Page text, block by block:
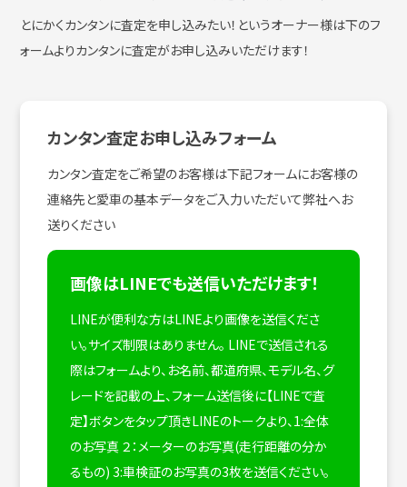
とにかくカンタンに査定を申し込みたい！ というオーナー様は下のフ
ォームよりカンタンに査定がお申し込みいただけます！
カンタン査定お申し込みフォーム
カンタン査定をご希望のお客様は下記フォームにお客様の
連絡先と愛車の基本データをご入力いただいて弊社へお
送りください
画像はLINEでも送信いただけます！
LINEが便利な方はLINEより画像を送信くださ
い。サイズ制限はありません。 LINEで送信される
際はフォームより、お名前、都道府県、モデル名、グ
レードを記載の上、フォーム送信後に【LINEで査
定】ボタンをタップ頂きLINEのトークより、1:全体
のお写真 ２：メーターのお写真(走行距離の分か
るもの) 3:車検証のお写真の3枚を送信ください。